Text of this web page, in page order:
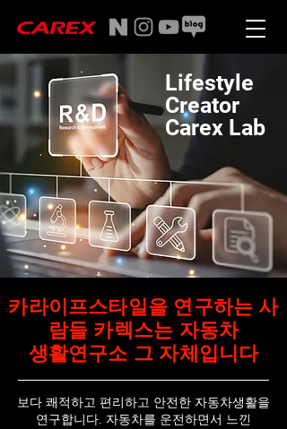
Lifestyle
Creator
Carex Lab
카라이프스타일을 연구하는 사
람들 카렉스는 자동차
생활연구소 그 자체입니다
보다 쾌적하고 편리하고 안전한 자동차생활을
연구합니다. 자동차를 운전하면서 느낀